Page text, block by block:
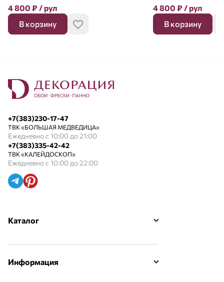
4 800 ₽ / рул
В корзину
4 800 ₽ / рул
В корзину
+7(383)230-17-47
ТВК «БОЛЬШАЯ МЕДВЕДИЦА»
Ежедневно с 10:00 до 21:00
+7(383)335-42-42
ТВК «КАЛЕЙДОСКОП»
Ежедневно с 10:00 до 22:00
Каталог
Информация